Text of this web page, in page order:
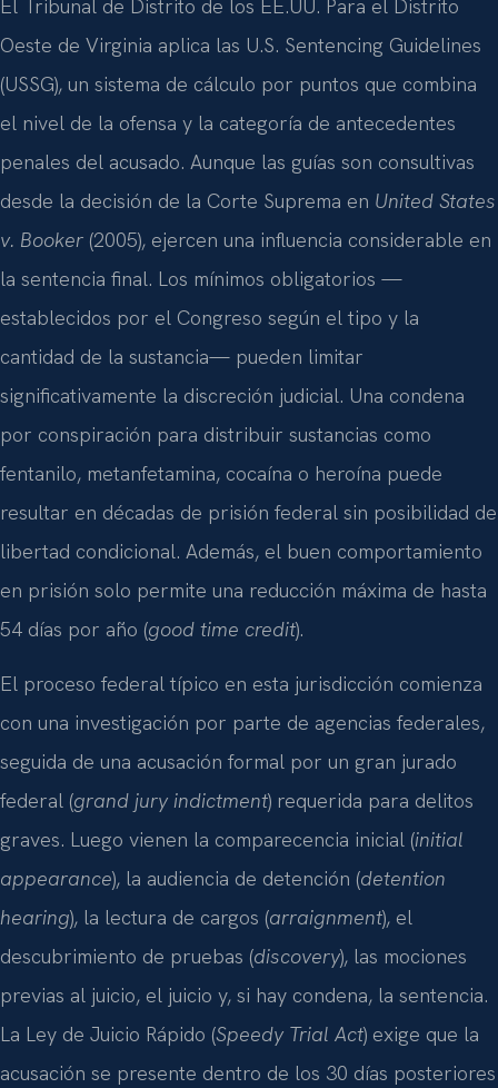
El Tribunal de Distrito de los EE.UU. Para el Distrito
Oeste de Virginia aplica las U.S. Sentencing Guidelines
(USSG), un sistema de cálculo por puntos que combina
el nivel de la ofensa y la categoría de antecedentes
penales del acusado. Aunque las guías son consultivas
desde la decisión de la Corte Suprema en United States
v. Booker (2005), ejercen una influencia considerable en
la sentencia final. Los mínimos obligatorios —
establecidos por el Congreso según el tipo y la
cantidad de la sustancia— pueden limitar
significativamente la discreción judicial. Una condena
por conspiración para distribuir sustancias como
fentanilo, metanfetamina, cocaína o heroína puede
resultar en décadas de prisión federal sin posibilidad de
libertad condicional. Además, el buen comportamiento
en prisión solo permite una reducción máxima de hasta
54 días por año (good time credit).
El proceso federal típico en esta jurisdicción comienza
con una investigación por parte de agencias federales,
seguida de una acusación formal por un gran jurado
federal (grand jury indictment) requerida para delitos
graves. Luego vienen la comparecencia inicial (initial
appearance), la audiencia de detención (detention
hearing), la lectura de cargos (arraignment), el
descubrimiento de pruebas (discovery), las mociones
previas al juicio, el juicio y, si hay condena, la sentencia.
La Ley de Juicio Rápido (Speedy Trial Act) exige que la
acusación se presente dentro de los 30 días posteriores